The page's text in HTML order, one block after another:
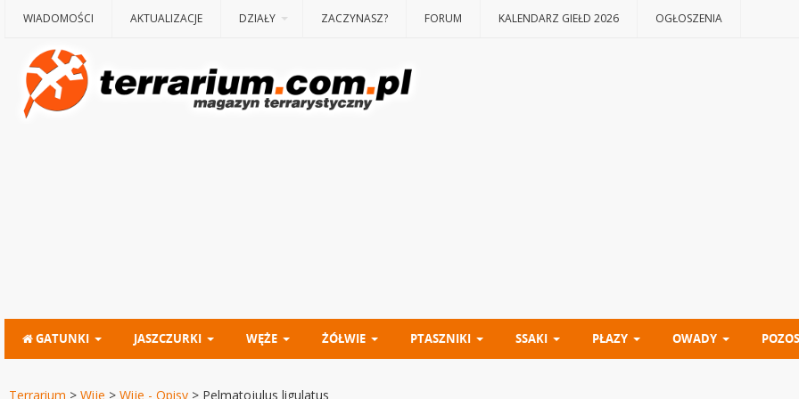
WIADOMOŚCI AKTUALIZACJE DZIAŁY ZACZYNASZ? FORUM KALENDARZ GIEŁD 2026 OGŁOSZENIA
GATUNKI JASZCZURKI WĘŻE ŻÓŁWIE PTASZNIKI SSAKI PŁAZY OWADY
Terrarium > Wije > Wije - Opisy > Pelmatojulus ligulatus